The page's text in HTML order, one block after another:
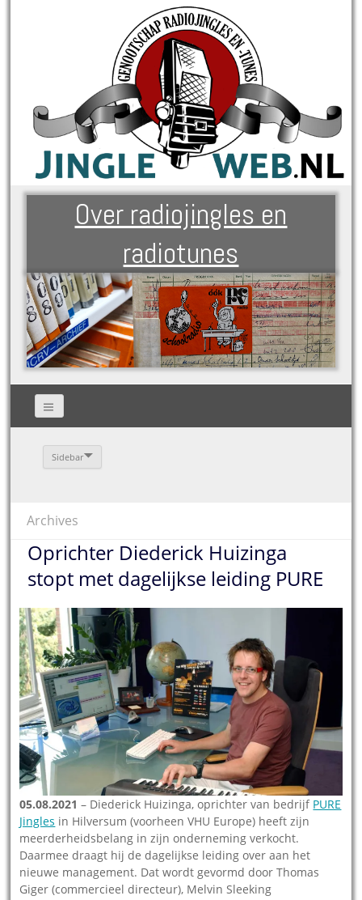
Over radiojingles en
radiotunes
Sidebar
Archives
Oprichter Diederick Huizinga
stopt met dagelijkse leiding PURE
05.08.2021 – Diederick Huizinga, oprichter van bedrijf PURE
Jingles in Hilversum (voorheen VHU Europe) heeft zijn
meerderheidsbelang in zijn onderneming verkocht.
Daarmee draagt hij de dagelijkse leiding over aan het
nieuwe management. Dat wordt gevormd door Thomas
Giger (commercieel directeur), Melvin Sleeking